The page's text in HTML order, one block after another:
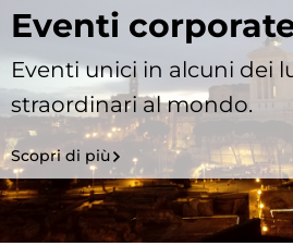
Eventi
Eventi unici in alcuni dei
straordinari al mondo.
Scopri di più